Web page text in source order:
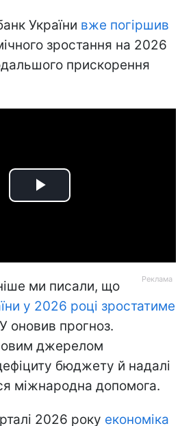
України вже погіршив
зростання на 2026
прискорення
Play
ми писали, що
у 2026 році зростатиме
оновив прогноз.
джерелом
бюджету й надалі
міжнародна допомога.
2026 року економіка